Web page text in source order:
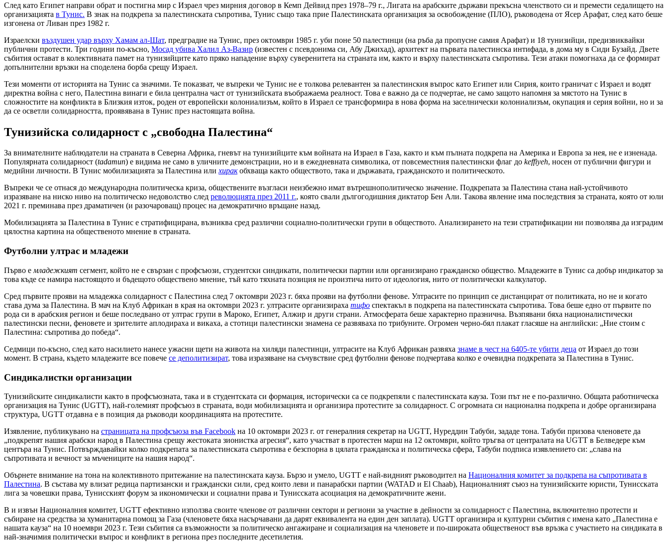
След като Египет направи обрат и постигна мир с Израел чрез мирния договор в Кемп Дейвид през 1978–79 г., Лигата на арабските държави прекъсна членството си и премести седалището на
организацията в Тунис. В знак на подкрепа за палестинската съпротива, Тунис също така прие Палестинската организация за освобождение (ПЛО), ръководена от Ясер Арафат, след като беше
изгонена от Ливан през 1982 г.
Израелски въздушен удар върху Хамам ал-Шат, предградие на Тунис, през октомври 1985 г. уби поне 50 палестинци (на ръба да пропусне самия Арафат) и 18 тунизийци, предизвиквайки
публични протести. Три години по-късно, Мосад убива Халил Аз-Вазир (известен с псевдонима си, Абу Джихад), архитект на първата палестинска интифада, в дома му в Сиди Бузайд. Двете
събития остават в колективната памет на тунизийците като пряко нападение върху суверенитета на страната им, както и върху палестинската съпротива. Тези атаки помогнаха да се формират
допълнителни връзки на споделена борба срещу Израел.
Тези моменти от историята на Тунис са значими. Те показват, че въпреки че Тунис не е толкова релевантен за палестинския въпрос като Египет или Сирия, които граничат с Израел и водят
директна война с него, Палестина винаги е била централна част от тунизийската въображаема реалност. Това е важно да се подчертае, не само защото напомня за мястото на Тунис в
сложностите на конфликта в Близкия изток, роден от европейски колониализъм, който в Израел се трансформира в нова форма на заселнически колониализъм, окупация и серия войни, но и за
да се осветли солидарността, проявявана в Тунис през настоящата война.
Тунизийска солидарност с „свободна Палестина“
За внимателните наблюдатели на страната в Северна Африка, гневът на тунизийците към войната на Израел в Газа, както и към пълната подкрепа на Америка и Европа за нея, не е изненада.
Популярната солидарност (tadamun) е видима не само в уличните демонстрации, но и в ежедневната символика, от повсеместния палестински флаг до keffiyeh, носен от публични фигури и
медийни личности. В Тунис мобилизацията за Палестина илихиракобхваща както обществото, така и държавата, гражданското и политическото.
Въпреки че се отнася до международна политическа криза, обществените възгласи неизбежно имат вътрешнополитическо значение. Подкрепата за Палестина стана най-устойчивото
изразяване на ниско ниво на политическо недоволство след революцията през 2011 г., която свали дългогодишния диктатор Бен Али. Такова явление има последствия за страната, която от юли
2021 г. преминава през драматичен (и разочароващ) процес на демократично връщане назад.
Мобилизацията за Палестина в Тунис е стратифицирана, възниква сред различни социално-политически групи в обществото. Анализирането на тези стратификации ни позволява да изградим
цялостна картина на общественото мнение в страната.
Футболни ултрас и младежи
Първо е младежкият сегмент, който не е свързан с профсъюзи, студентски синдикати, политически партии или организирано гражданско общество. Младежите в Тунис са добър индикатор за
това къде се намира настоящото и бъдещото обществено мнение, тъй като тяхната позиция не произтича нито от идеология, нито от политически калкулатор.
Сред първите прояви на младежка солидарност с Палестина след 7 октомври 2023 г. бяха прояви на футболни фенове. Ултрасите по принцип се дистанцират от политиката, но не и когато
става дума за Палестина. В мач на Клуб Африкан в края на октомври 2023 г. ултрасите организираха тифо спектакъл в подкрепа на палестинската съпротива. Това беше едно от първите по
рода си в арабския регион и беше последвано от ултрас групи в Мароко, Египет, Алжир и други страни. Атмосферата беше характерно празнична. Възпявани бяха националистически
палестински песни, феновете и зрителите аплодираха и викаха, а стотици палестински знамена се развяваха по трибуните. Огромен черно-бял плакат гласяше на английски: „Ние стоим с
Палестина: съпротива до победа“.
Седмици по-късно, след като насилието нанесе ужасни щети на живота на хиляди палестинци, ултрасите на Клуб Африкан развяха знаме в чест на 6405-те убити деца от Израел до този
момент. В страна, където младежите все повече се деполитизират, това изразяване на съчувствие сред футболни фенове подчертава колко е очевидна подкрепата за Палестина в Тунис.
Синдикалистки организации
Тунизийските синдикалисти както в профсъюзната, така и в студентската си формация, исторически са се подкрепяли с палестинската кауза. Този път не е по-различно. Общата работническа
организация на Тунис (UGTT), най-големият профсъюз в страната, води мобилизацията и организира протестите за солидарност. С огромната си национална подкрепа и добре организирана
структура, UGTT отдавна е в позиция да ръководи координацията на протестите.
Изявление, публикувано на страницата на профсъюза във Facebook на 10 октомври 2023 г. от генералния секретар на UGTT, Нуреддин Табуби, зададе тона. Табуби призова членовете да
„подкрепят нашия арабски народ в Палестина срещу жестоката зионистка агресия“, като участват в протестен марш на 12 октомври, който тръгва от централата на UGTT в Белведере към
центъра на Тунис. Потвърждавайки колко подкрепата за палестинската съпротива е безспорна в цялата гражданска и политическа сфера, Табуби подписа изявлението си: „слава на
съпротивата и вечност за мъчениците на нашия народ“.
Обърнете внимание на тона на колективното притежание на палестинската кауза. Бързо и умело, UGTT е най-видният ръководител на Националния комитет за подкрепа на съпротивата в
Палестина. В състава му влизат редица партизански и граждански сили, сред които леви и панарабски партии (WATAD и El Chaab), Националният съюз на тунизийските юристи, Тунисската
лига за човешки права, Тунисският форум за икономически и социални права и Тунисската асоциация на демократичните жени.
В и извън Националния комитет, UGTT ефективно използва своите членове от различни сектори и региони за участие в дейности за солидарност с Палестина, включително протести и
събиране на средства за хуманитарна помощ за Газа (членовете бяха насърчавани да дарят еквивалента на един ден заплата). UGTT организира и културни събития с имена като „Палестина е
нашата кауза“ на 10 ноември 2023 г. Тези събития са възможности за политическо ангажиране и социализация на членовете и по-широката общественост във връзка с участието на синдиката в
най-значимия политически въпрос и конфликт в региона през последните десетилетия.